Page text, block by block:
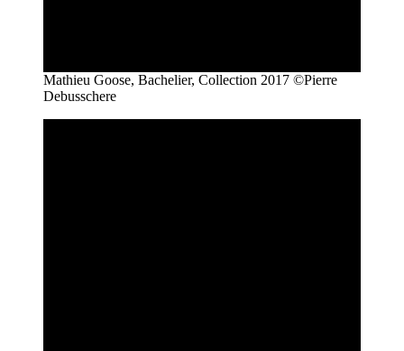
Mathieu Goose, Bachelier, Collection 2017 ©Pierre
Debusschere